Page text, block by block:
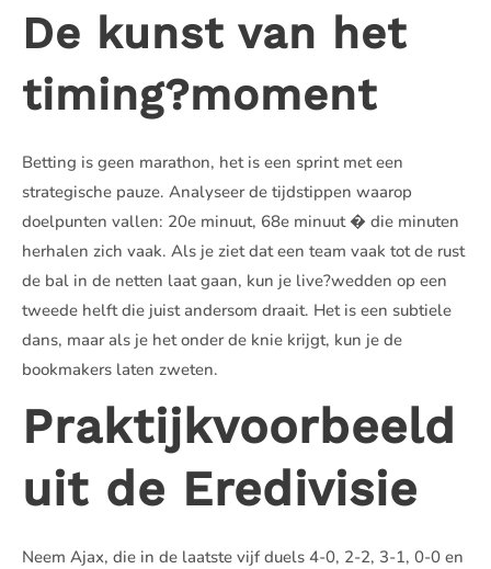
De kunst van het
timing?moment
Betting is geen marathon, het is een sprint met een
strategische pauze. Analyseer de tijdstippen waarop
doelpunten vallen: 20e minuut, 68e minuut � die minuten
herhalen zich vaak. Als je ziet dat een team vaak tot de rust
de bal in de netten laat gaan, kun je live?wedden op een
tweede helft die juist andersom draait. Het is een subtiele
dans, maar als je het onder de knie krijgt, kun je de
bookmakers laten zweten.
Praktijkvoorbeeld
uit de Eredivisie
Neem Ajax, die in de laatste vijf duels 4-0, 2-2, 3-1, 0-0 en